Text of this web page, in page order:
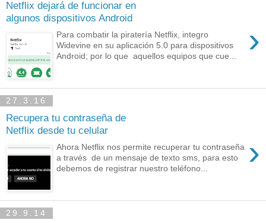
Netflix dejará de funcionar en
algunos dispositivos Android
›
Para combatir la piratería Netflix, integro
Widevine en su aplicación 5.0 para dispositivos
Android; por lo que aquellos equipos que cue...
27.3.16
Recupera tu contraseña de
Netflix desde tu celular
›
Ahora Netflix nos permite recuperar tu contraseña
a través de un mensaje de texto sms, para esto
debemos de registrar nuestro teléfono...
29.9.14